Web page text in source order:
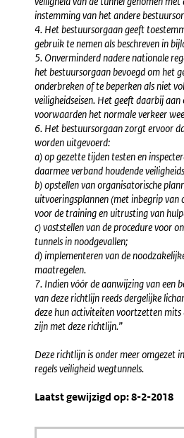
instemming van het andere
4. Het bestuursorgaan geeft
gebruik te nemen als beschreven in
5. Onverminderd nadere nationale
het bestuursorgaan bevoegd om het
onderbreken of te beperken als niet
veiligheidseisen. Het geeft daarbij aan
voorwaarden het normale verkeer
6. Het bestuursorgaan zorgt ervoor
worden uitgevoerd:
a) op gezette tijden testen en
daarmee verband houdende
b) opstellen van organisatorische
uitvoeringsplannen (met inbegrip van
voor de training en uitrusting van
c) vaststellen van de procedure voor
tunnels in noodgevallen;
d) implementeren van de
maatregelen.
7. Indien vóór de aanwijzing van een
van deze richtlijn reeds dergelijke
deze hun activiteiten voortzetten mits
zijn met deze richtlijn.”
Deze richtlijn is onder meer omgezet
regels veiligheid wegtunnels.
Laatst gewijzigd op: 8-2-2018